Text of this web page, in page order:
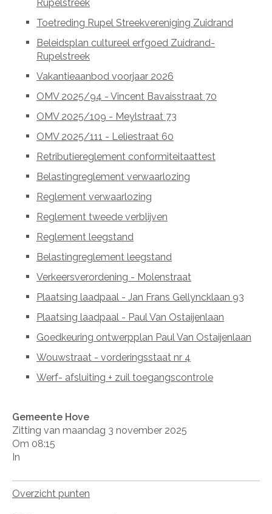
Rupelstreek
Toetreding Rupel Streekvereniging Zuidrand
Beleidsplan cultureel erfgoed Zuidrand-
Rupelstreek
Vakantieaanbod voorjaar 2026
OMV 2025/94 - Vincent Bavaisstraat 70
OMV 2025/109 - Meylstraat 73
OMV 2025/111 - Leliestraat 60
Retributiereglement conformiteitaattest
Belastingreglement verwaarlozing
Reglement verwaarlozing
Reglement tweede verblijven
Reglement leegstand
Belastingreglement leegstand
Verkeersverordening - Molenstraat
Plaatsing laadpaal - Jan Frans Gellyncklaan 93
Plaatsing laadpaal - Paul Van Ostaijenlaan
Goedkeuring ontwerpplan Paul Van Ostaijenlaan
Wouwstraat - vorderingsstaat nr 4
Werf- afsluiting + zuil toegangscontrole
Gemeente Hove
Zitting van maandag 3 november 2025
Om 08:15
In
Overzicht punten